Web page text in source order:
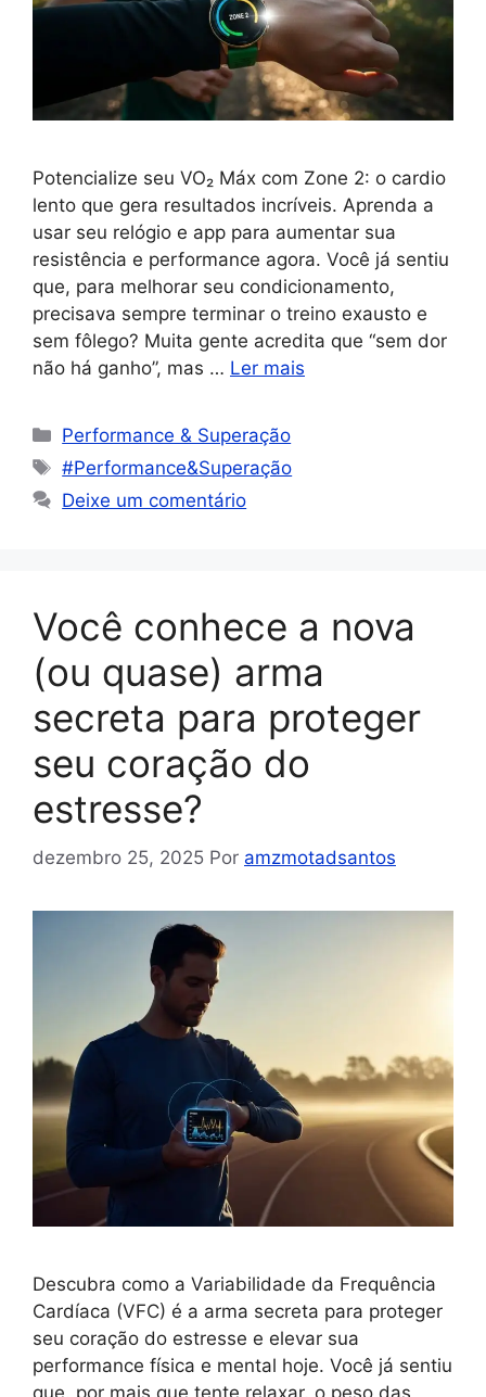
Potencialize seu VO₂ Máx com Zone 2: o cardio
lento que gera resultados incríveis. Aprenda a
usar seu relógio e app para aumentar sua
resistência e performance agora. Você já sentiu
que, para melhorar seu condicionamento,
precisava sempre terminar o treino exausto e
sem fôlego? Muita gente acredita que “sem dor
não há ganho”, mas … Ler mais
Performance & Superação
#Performance&Superação
Deixe um comentário
Você conhece a nova
(ou quase) arma
secreta para proteger
seu coração do
estresse?
dezembro 25, 2025 Por amzmotadsantos
Descubra como a Variabilidade da Frequência
Cardíaca (VFC) é a arma secreta para proteger
seu coração do estresse e elevar sua
performance física e mental hoje. Você já sentiu
que, por mais que tente relaxar, o peso das